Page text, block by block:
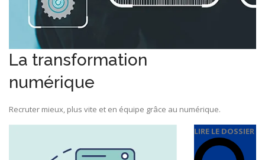
La transformation
numérique
Recruter mieux, plus vite et en équipe grâce au numérique.
LIRE LE DOSSIER